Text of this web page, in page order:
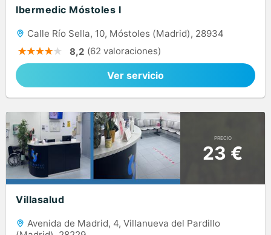
Ibermedic Móstoles I
Calle Río Sella, 10, Móstoles (Madrid), 28934
8,2 (62 valoraciones)
Ver servicio
PRECIO
23 €
Villasalud
Avenida de Madrid, 4, Villanueva del Pardillo